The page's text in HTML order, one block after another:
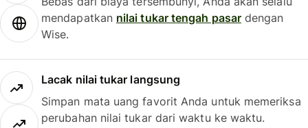
mendapatkan nilai tukar tengah pasardengan
Wise.
Lacak nilai tukar langsung
Simpan mata uang favorit Anda untuk memeriksa
perubahan nilai tukar dari waktu ke waktu.